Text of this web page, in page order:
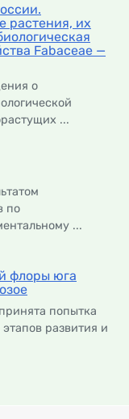
растения, их
Fabaceae —
о
...
по
...
флоры юга
попытка
развития и